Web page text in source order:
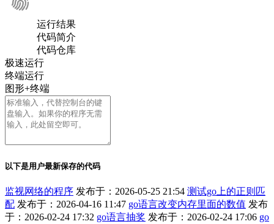
运行结果
代码简介
代码仓库
极速运行
终端运行
图形+终端
以下是用户最新保存的代码
监视网络的程序 发布于：2026-05-25 21:54 测试go上的正则匹
配 发布于：2026-04-16 11:47 go语言改变内存里面的数值 发布
于：2026-02-24 17:32 go语言抽奖 发布于：2026-02-24 17:06 go